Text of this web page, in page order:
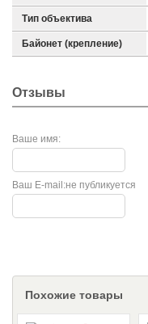
Тип объектива
Байонет (крепление)
Отзывы
Ваше имя:
не публикуется
Ваш E-mail:
Похожие товары